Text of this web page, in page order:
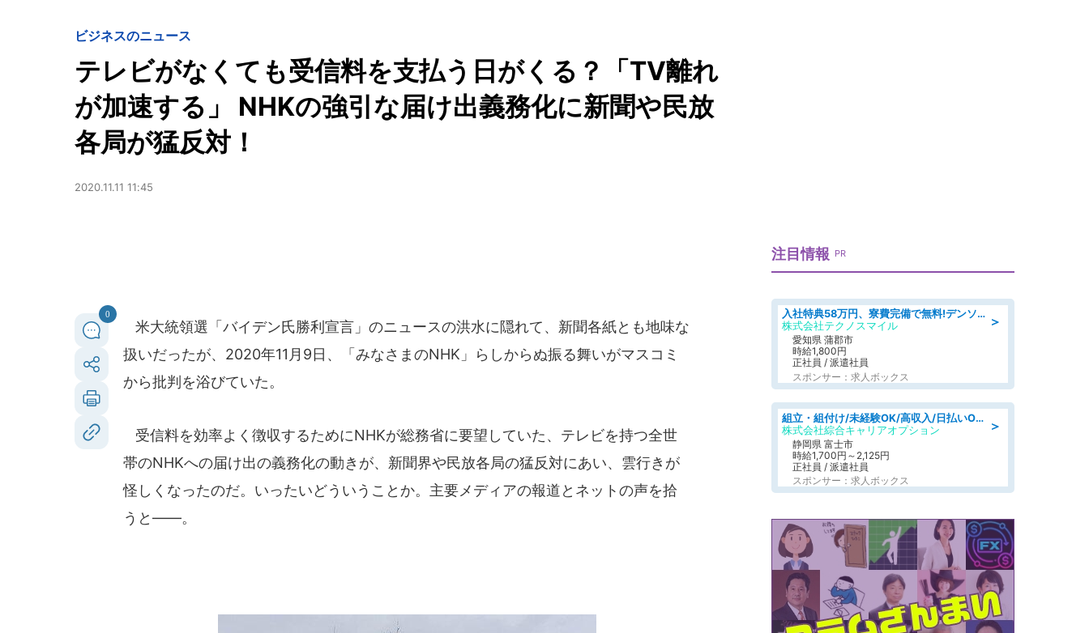
ビジネスのニュース
テレビがなくても受信料を支払う日がくる？「TV離れ
が加速する」 NHKの強引な届け出義務化に新聞や民放
各局が猛反対！
2020.11.11 11:45
0
米大統領選「バイデン氏勝利宣言」のニュースの洪水に隠れて、新聞各紙とも地味な
扱いだったが、2020年11月9日、「みなさまのNHK」らしからぬ振る舞いがマスコミ
から批判を浴びていた。
受信料を効率よく徴収するためにNHKが総務省に要望していた、テレビを持つ全世
帯のNHKへの届け出の義務化の動きが、新聞界や民放各局の猛反対にあい、雲行きが
怪しくなったのだ。いったいどういうことか。主要メディアの報道とネットの声を拾
うと――。
注目情報 PR
＞
入社特典58万円、寮費完備で無料!デンソーで働こう!自動車工場で小型部品の検査業務 denso aichi
株式会社テクノスマイル
愛知県 蒲郡市
時給1,800円
正社員 / 派遣社員
スポンサー：求人ボックス
＞
組立・組付け/未経験OK/高収入/日払いOK/寮費無料/交替制
株式会社綜合キャリアオプション
静岡県 富士市
時給1,700円～2,125円
正社員 / 派遣社員
スポンサー：求人ボックス